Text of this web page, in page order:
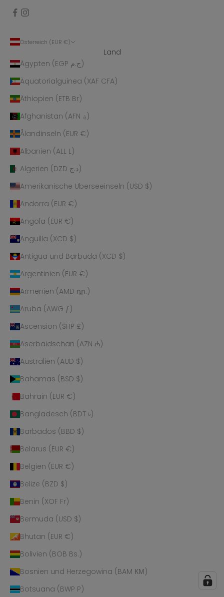
Österreich (EUR €)
Land
Ägypten (EGP ج.م)
Äquatorialguinea (XAF CFA)
Äthiopien (ETB Br)
Afghanistan (AFN ؋)
Ålandinseln (EUR €)
Albanien (ALL L)
Algerien (DZD د.ج)
Amerikanische Überseeinseln (USD $)
Andorra (EUR €)
Angola (EUR €)
Anguilla (XCD $)
Antigua und Barbuda (XCD $)
Argentinien (EUR €)
Armenien (AMD դր.)
Aruba (AWG ƒ)
Ascension (SHP £)
Aserbaidschan (AZN ₼)
Australien (AUD $)
Bahamas (BSD $)
Bahrain (EUR €)
Bangladesch (BDT ৳)
Barbados (BBD $)
Belarus (EUR €)
Belgien (EUR €)
Belize (BZD $)
Benin (XOF Fr)
Bermuda (USD $)
Bhutan (EUR €)
Bolivien (BOB Bs.)
Bosnien und Herzegowina (BAM КМ)
Botsuana (BWP P)